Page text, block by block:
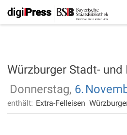
Würzburger Stadt- und
Donnerstag, 6.
enthält: Extra-Felleisen